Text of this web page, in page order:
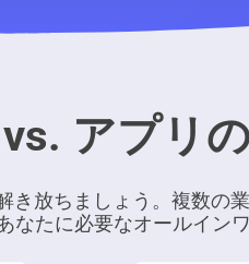
アプリ
放ちましょう。複数の
たに必要なオールイン